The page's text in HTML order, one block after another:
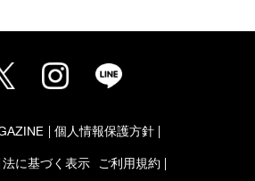
個人情報保護方針
に基づく表示 ご利用規約